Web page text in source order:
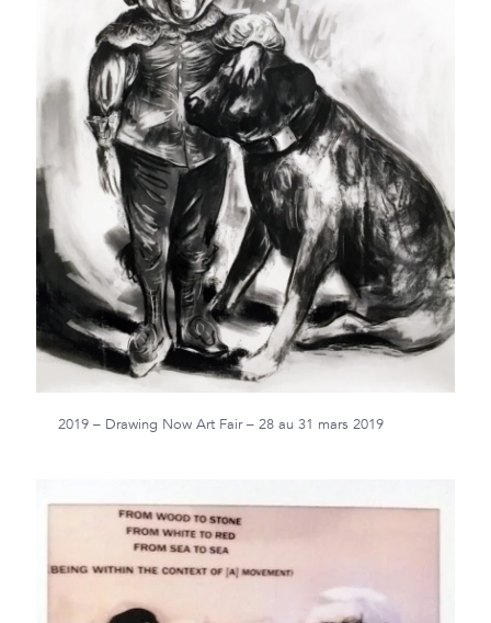
2019 – Drawing Now Art Fair – 28 au 31 mars 2019